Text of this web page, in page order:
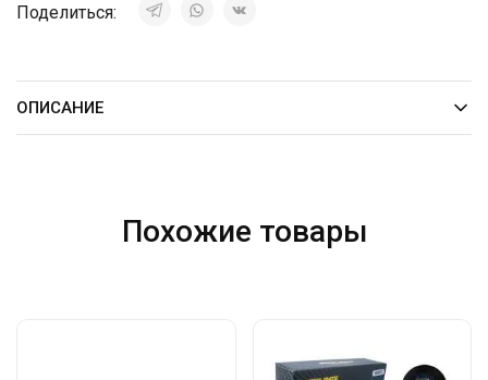
Поделиться:
ОПИСАНИЕ
Похожие товары